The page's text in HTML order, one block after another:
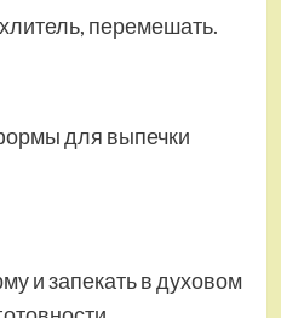
перемешать.
для выпечки
и запекать в духовом